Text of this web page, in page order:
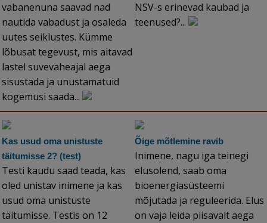
vabanenuna saavad nad
nautida vabadust ja osaleda
uutes seiklustes. Kümme
lõbusat tegevust, mis aitavad
lastel suvevaheajal aega
sisustada ja unustamatuid
kogemusi saada...
NSV-s erinevad kaubad ja
teenused?...
Kas usud oma unistuste
täitumisse 2? (test)
Testi kaudu saad teada, kas
oled unistav inimene ja kas
usud oma unistuste
täitumisse. Testis on 12
Õige mõtlemine ravib
Inimene, nagu iga teinegi
elusolend, saab oma
bioenergiasüsteemi
mõjutada ja reguleerida. Elus
on vaja leida piisavalt aega